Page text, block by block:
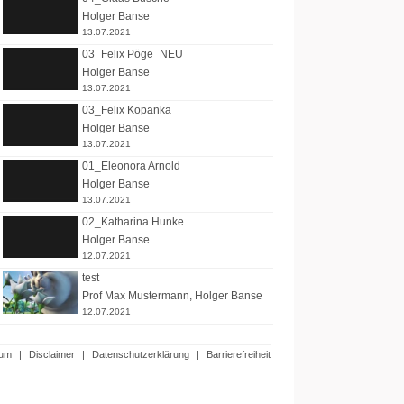
Holger Banse
13.07.2021
03_Felix Pöge_NEU
Holger Banse
13.07.2021
03_Felix Kopanka
Holger Banse
13.07.2021
01_Eleonora Arnold
Holger Banse
13.07.2021
02_Katharina Hunke
Holger Banse
12.07.2021
test
Prof Max Mustermann, Holger Banse
12.07.2021
| Disclaimer | Datenschutzerklärung | Barrierefreiheit